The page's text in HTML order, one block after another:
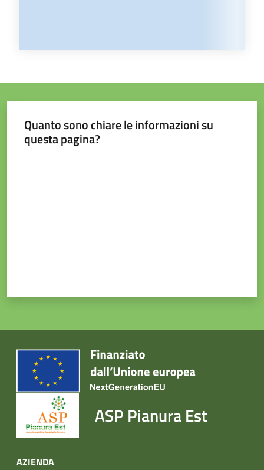
Quanto sono chiare le informazioni su
questa pagina?
ASP Pianura Est
AZIENDA